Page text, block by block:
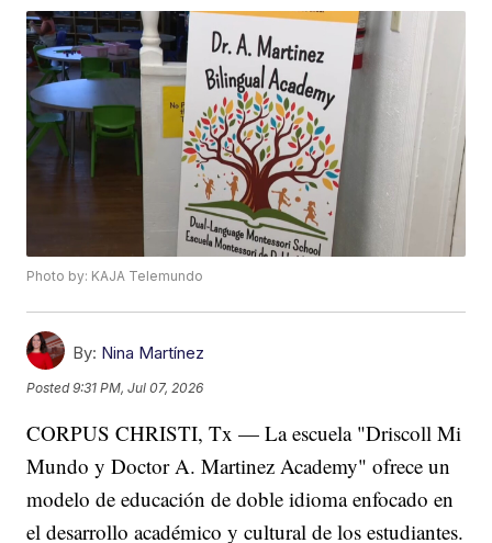
Photo by: KAJA Telemundo
By: Nina Martínez
Posted9:31 PM, Jul 07, 2026
CORPUS CHRISTI, Tx — La escuela "Driscoll Mi
Mundo y Doctor A. Martinez Academy" ofrece un
modelo de educación de doble idioma enfocado en
el desarrollo académico y cultural de los estudiantes.